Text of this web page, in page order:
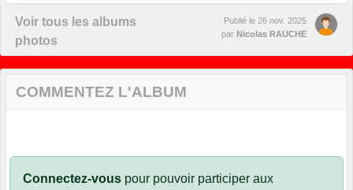
Voir tous les albums
photos
Publié le 26 nov. 2025
par Nicolas RAUCHE
COMMENTEZ L'ALBUM
Connectez-vous pour pouvoir participer aux